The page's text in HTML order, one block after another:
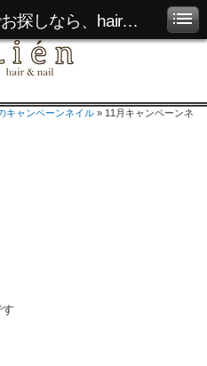
美容室を嵯峨嵐山でお探しなら、hair&nail Lienへ
キャンペーンネイル » 11月キャンペーンネ